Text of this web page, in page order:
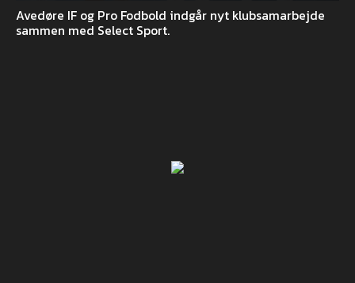
Avedøre IF og Pro Fodbold indgår nyt klubsamarbejde
sammen med Select Sport.